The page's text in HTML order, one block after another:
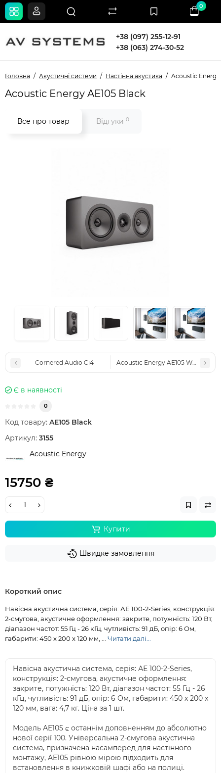
+38 (097) 255-12-91
+38 (063) 274-30-52
0
Головна Акустичні системи Настінна акустика Acoustic Energy
Acoustic Energy AE105 Black
Все про товар Відгуки 0
Cornered Audio Ci4 Acoustic Energy AE105 White
Є в наявності
0
Код товару: AE105 Black
Артикул: 3155
Acoustic Energy
15750 ₴
Купити
Швидке замовлення
Короткий опис
Навісна акустична система, серія: АЕ 100-2-Series, конструкція:
2-смугова, акустичне оформлення: закрите, потужність: 120 Вт,
діапазон частот: 55 Гц - 26 кГц, чутливість: 91 дБ, опір: 6 Ом,
габарити: 450 x 200 x 120 мм, ... Читати далі...
Навісна акустична система, серія: АЕ 100-2-Series,
конструкція: 2-смугова, акустичне оформлення:
закрите, потужність: 120 Вт, діапазон частот: 55 Гц - 26
кГц, чутливість: 91 дБ, опір: 6 Ом, габарити: 450 x 200 x
120 мм, вага: 4,7 кг. Ціна за 1 шт.
Модель AE105 є останнім доповненням до абсолютно
нової серії 100. Універсальна 2-смугова акустична
система, призначена насамперед для настінного
монтажу, AE105 рівною мірою підходить для
встановлення в книжковій шафі або на полиці.